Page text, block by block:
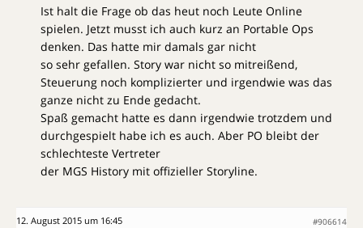
Ist halt die Frage ob das heut noch Leute Online
spielen. Jetzt musst ich auch kurz an Portable Ops
denken. Das hatte mir damals gar nicht
so sehr gefallen. Story war nicht so mitreißend,
Steuerung noch komplizierter und irgendwie was das
ganze nicht zu Ende gedacht.
Spaß gemacht hatte es dann irgendwie trotzdem und
durchgespielt habe ich es auch. Aber PO bleibt der
schlechteste Vertreter
der MGS History mit offizieller Storyline.
12. August 2015 um 16:45 #906614